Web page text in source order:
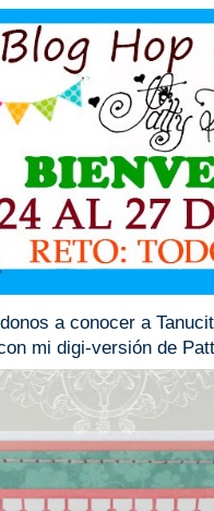
a conocer a
mi digi-versión de